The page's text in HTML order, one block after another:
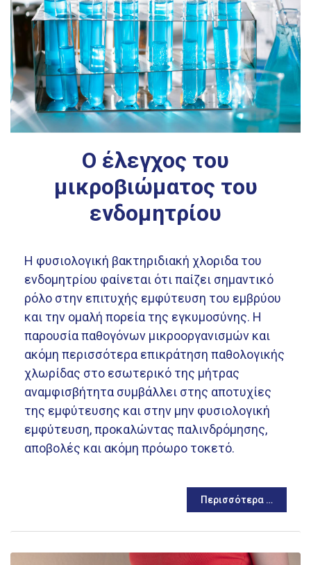
Ο έλεγχος του
μικροβιώματος του
ενδομητρίου
Η φυσιολογική βακτηριδιακή χλοριδα του
ενδομητρίου φαίνεται ότι παίζει σημαντικό
ρόλο στην επιτυχής εμφύτευση του εμβρύου
και την ομαλή πορεία της εγκυμοσύνης. Η
παρουσία παθογόνων μικροοργανισμών και
ακόμη περισσότερα επικράτηση παθολογικής
χλωρίδας στο εσωτερικό της μήτρας
αναμφισβήτητα συμβάλλει στης αποτυχίες
της εμφύτευσης και στην μην φυσιολογική
εμφύτευση, προκαλώντας παλινδρόμησης,
αποβολές και ακόμη πρόωρο τοκετό.
Περισσότερα …